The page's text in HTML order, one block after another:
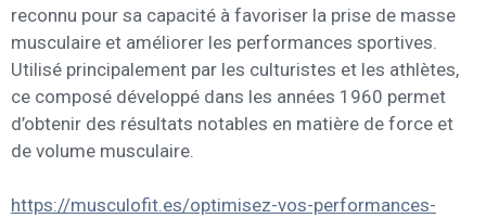
reconnu pour sa capacité à favoriser la prise de masse
musculaire et améliorer les performances sportives.
Utilisé principalement par les culturistes et les athlètes,
ce composé développé dans les années 1960 permet
d’obtenir des résultats notables en matière de force et
de volume musculaire.
https://musculofit.es/optimisez-vos-performances-